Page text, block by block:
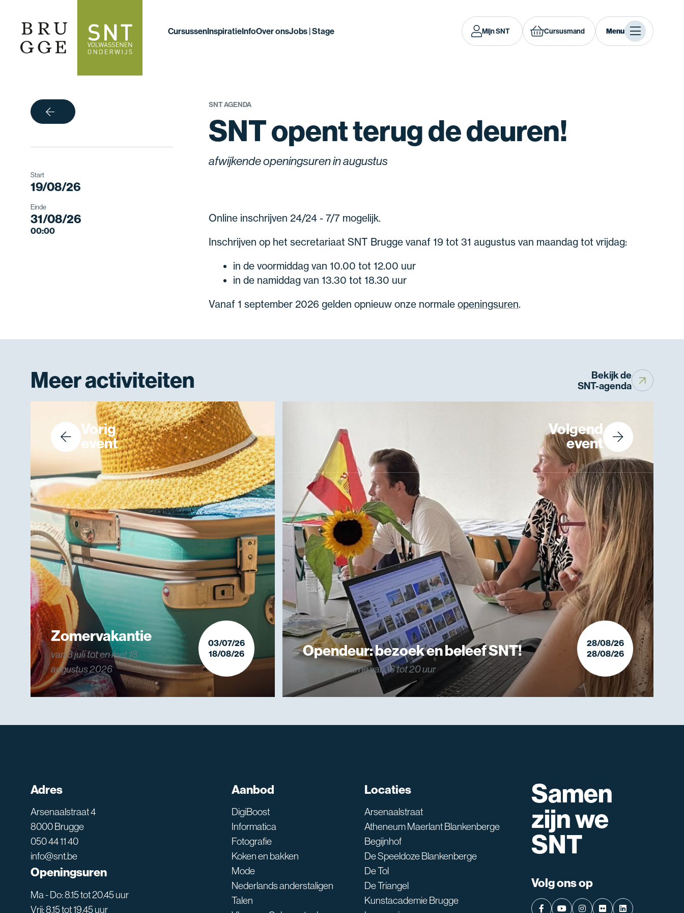
CursussenInspiratieInfoOver onsJobs | Stage Mijn SNT Cursusmand Menu
terug
Start
19/08/26
Einde
31/08/26
00:00
SNT AGENDA
SNT opent terug de deuren!
afwijkende openingsuren in augustus
Online inschrijven 24/24 - 7/7 mogelijk.
Inschrijven op het secretariaat SNT Brugge vanaf 19 tot 31 augustus van maandag tot vrijdag:
in de voormiddag van 10.00 tot 12.00 uur
in de namiddag van 13.30 tot 18.30 uur
Vanaf 1 september 2026 gelden opnieuw onze normale openingsuren.
Meer activiteiten
Bekijk de
SNT-agenda
Vorig
event
Zomervakantie
van 3 juli tot en met 18
augustus 2026
03/07/26
18/08/26
Volgend
event
Opendeur: bezoek en beleef SNT!
vrijdag nocturne van 16 tot 20 uur
28/08/26
28/08/26
Adres
Arsenaalstraat 4
8000 Brugge
050 44 11 40
info@snt.be
Openingsuren
Ma - Do: 8.15 tot 20.45 uur
Vrij: 8.15 tot 19.45 uur
Aanbod
DigiBoost
Informatica
Fotografie
Koken en bakken
Mode
Nederlands anderstaligen
Talen
Locaties
Arsenaalstraat
Atheneum Maerlant Blankenberge
Begijnhof
De Speeldoze Blankenberge
De Tol
De Triangel
Kunstacademie Brugge
Samen
zijn we
SNT
Volg ons op
SNT assistent